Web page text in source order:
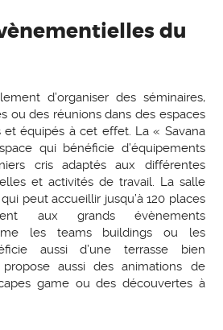
du
d’organiser des séminaires,
ou des réunions dans des espaces
équipés à cet effet. La « Savana
qui bénéficie d’équipements
cris adaptés aux différentes
et activités de travail. La salle
peut accueillir jusqu’à 120 places
aux grands évènements
les teams buildings ou les
aussi d’une terrasse bien
aussi des animations de
game ou des découvertes à